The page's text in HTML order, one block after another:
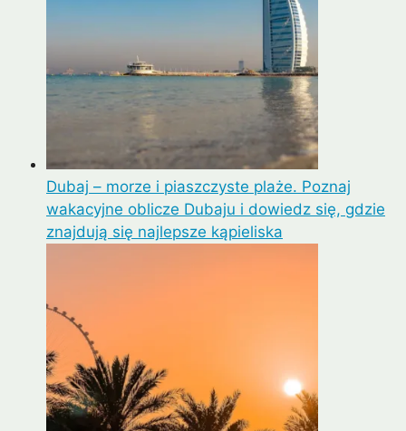
Dubaj – morze i piaszczyste plaże. Poznaj
wakacyjne oblicze Dubaju i dowiedz się, gdzie
znajdują się najlepsze kąpieliska